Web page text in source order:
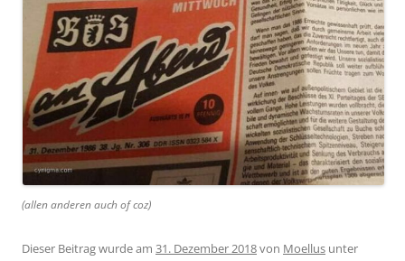
(allen anderen auch of coz)
Dieser Beitrag wurde am 31. Dezember 2018von Moellus unter